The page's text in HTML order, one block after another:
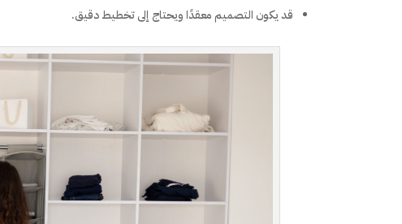
قد يكون التصميم معقدًا ويحتاج إلى تخطيط دقيق.